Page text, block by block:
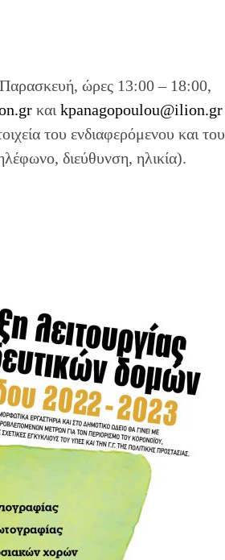
ώρες 13:00 – 18:00,
και kpanagopoulou@ilion.gr
του ενδιαφερόμενου και του
διεύθυνση, ηλικία).